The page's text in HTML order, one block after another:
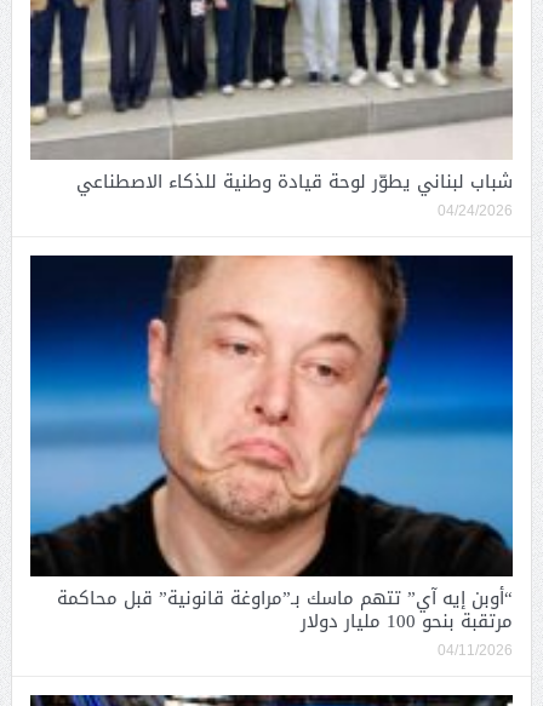
شباب لبناني يطوّر لوحة قيادة وطنية للذكاء الاصطناعي
04/24/2026
“أوبن إيه آي” تتهم ماسك بـ”مراوغة قانونية” قبل محاكمة
مرتقبة بنحو 100 مليار دولار
04/11/2026